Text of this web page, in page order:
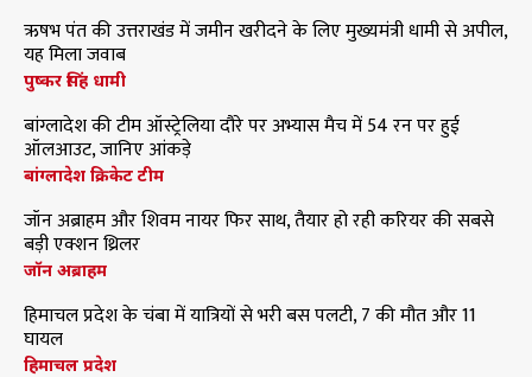
ऋषभ पंत की उत्तराखंड में जमीन खरीदने के लिए मुख्यमंत्री धामी से अपील,
यह मिला जवाब
पुष्कर सिंह धामी
बांग्लादेश की टीम ऑस्ट्रेलिया दौरे पर अभ्यास मैच में 54 रन पर हुई
ऑलआउट, जानिए आंकड़े
बांग्लादेश क्रिकेट टीम
जॉन अब्राहम और शिवम नायर फिर साथ, तैयार हो रही करियर की सबसे
बड़ी एक्शन थ्रिलर
जॉन अब्राहम
हिमाचल प्रदेश के चंबा में यात्रियों से भरी बस पलटी, 7 की मौत और 11
घायल
हिमाचल प्रदेश